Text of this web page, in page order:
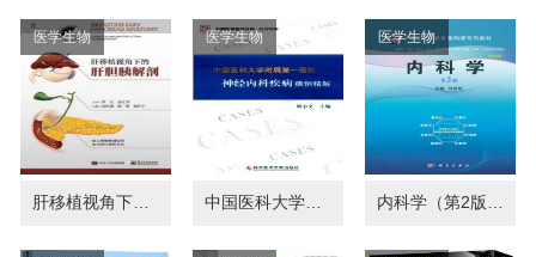
医学生物 医学生物
中国医科大学附属第一医院神经内科疾病病例精解
医学生物